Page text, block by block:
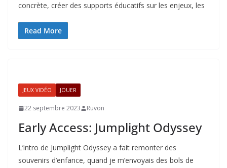
concrète, créer des supports éducatifs sur les enjeux, les
Read More
JEUX VIDÉO JOUER
22 septembre 2023 Ruvon
Early Access: Jumplight Odyssey
L’intro de Jumplight Odyssey a fait remonter des
souvenirs d’enfance, quand je m’envoyais des bols de